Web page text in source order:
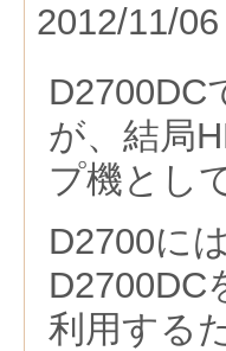
2012/11/
D2700DC
が、結局
プ機とし
D2700には
D2700DC
利用する